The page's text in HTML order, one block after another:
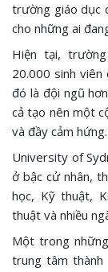
trường giáo dục
cho những ai
Hiện tại,
20.000 sinh
đó là đội ngũ
cả tạo nên một
và đầy cảm hứng.
University of
ở bậc cử nhân,
học, Kỹ thuật,
thuật và nhiều
Một trong
trung tâm thành